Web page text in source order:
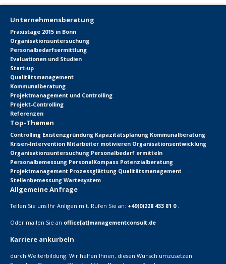
Unternehmensberatung
Praxistage 2015 in Bonn
Organisationsuntersuchung
Personalbedarfsermittlung
Evaluationen und Studien
Start-up
Qualitätsmanagement
Kommunalberatung
Projektmanagement und Controlling
Projekt-Controlling
Referenzen
Top-Themen
Controlling Existenzgründung Kapazitätsplanung Kommunalberatung
Krisen-Intervention Mitarbeiter motivieren Organisationsentwicklung
Organisationsuntersuchung Personalbedarf ermitteln
Personalbemessung PersonalKompass Potenzialberatung
Projektmanagement Prozessglättung Qualitätsmanagement
Stellenbemessung Wartesystem
Allgemeine Anfrage
Teilen Sie uns Ihr Anligen mit. Rufen Sie an: +49(0)228 433 81 0 .
Oder mailen Sie an office[at]managementconsult.de
Karriere ankurbeln
durch Weiterbildung. Wir helfen Ihnen, diesen Wunsch umzusetzen.